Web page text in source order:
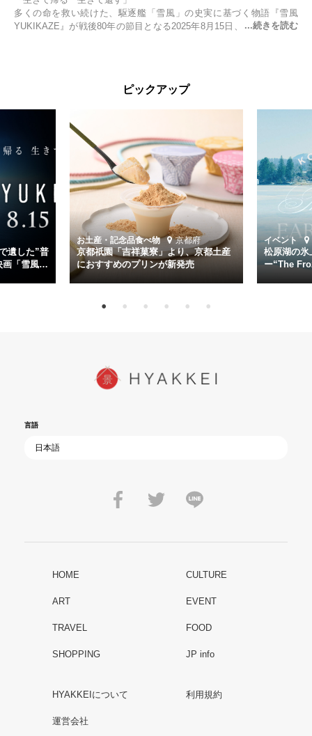
多くの命を救い続けた、駆逐艦「雪風」の史実に基づく物語『雪風
YUKIKAZE』が戦後80年の節目となる2025年8月15日、全国公開され
くの仲間の命を救い帰還させ、戦後まで生き抜き「幸運艦」と呼ばれ
主演は「雪風」の艦長・寺澤一利を演じる竹野内豊。先任伍長・早瀬
幸平を玉木宏が演じるほか、奥平大兼、田中麗奈、石丸幹二、益岡徹
など実力派俳優が共演。そして戦艦大和と運命を共にした帝国海軍・
第二艦隊司令長官、伊藤整一を中井貴一が圧倒的な存在感で演じ切
る。
時代が再び、分断と暴力に揺れる現代。本作は「同じ過ちを繰り返す
道を歩んではいないか」と、彼らが命をかけて守りたいと願っ
た”今”を生きる私達に問いかける。戦後80年、戦争の記憶が薄れゆく
今だからこそ、尊い平和の価値を未来に繋ぐ作品『雪風 YUKIKAZE』
を多くの方にご覧いただきたい。
ピックアップ
遺した”普
画「雪風
お土産・記念品食べ物 京都府
京都祇園「吉祥菓寮」より、京都土産
におすすめのプリンが新発売
イベント
松原湖の氷
ー“The
言語
HOME CULTURE
ART EVENT
TRAVEL FOOD
SHOPPING JP info
HYAKKEIについて 利用規約
運営会社